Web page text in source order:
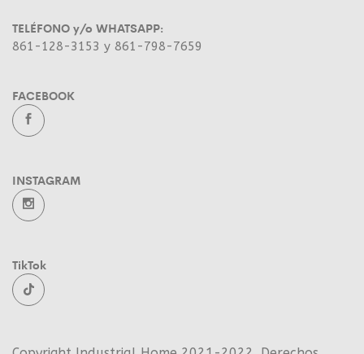
TELÉFONO y/o WHATSAPP:
861-128-3153 y 861-798-7659
FACEBOOK
INSTAGRAM
TikTok